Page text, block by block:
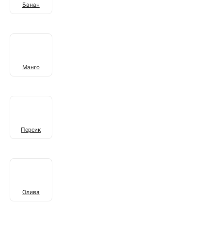
Банан
Манго
Персик
Олива